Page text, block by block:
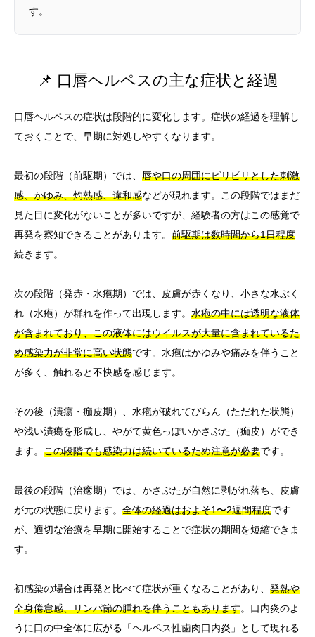
す。
📌 口唇ヘルペスの主な症状と経過
口唇ヘルペスの症状は段階的に変化します。症状の経過を理解し
ておくことで、早期に対処しやすくなります。
最初の段階（前駆期）では、 唇や口の周囲にピリピリとした刺激
感、かゆみ、灼熱感、違和感などが現れます。この段階ではまだ
見た目に変化がないことが多いですが、経験者の方はこの感覚で
再発を察知できることがあります。 前駆期は数時間から1日程度
続きます。
次の段階（発赤・水疱期）では、皮膚が赤くなり、小さな水ぶく
れ（水疱）が群れを作って出現します。 水疱の中には透明な液体
が含まれており、この液体にはウイルスが大量に含まれているた
め感染力が非常に高い状態です。水疱はかゆみや痛みを伴うこと
が多く、触れると不快感を感じます。
その後（潰瘍・痂皮期）、水疱が破れてびらん（ただれた状態）
や浅い潰瘍を形成し、やがて黄色っぽいかさぶた（痂皮）ができ
ます。 この段階でも感染力は続いているため注意が必要です。
最後の段階（治癒期）では、かさぶたが自然に剥がれ落ち、皮膚
が元の状態に戻ります。 全体の経過はおよそ1〜2週間程度です
が、適切な治療を早期に開始することで症状の期間を短縮できま
す。
初感染の場合は再発と比べて症状が重くなることがあり、 発熱や
全身倦怠感、リンパ節の腫れを伴うこともあります。口内炎のよ
うに口の中全体に広がる「ヘルペス性歯肉口内炎」として現れる